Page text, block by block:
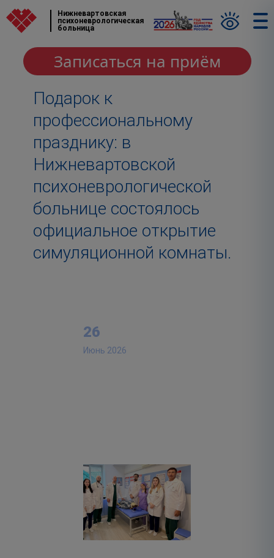
Нижневартовская
психоневрологическая
больница
Записаться на приём
Подарок к
профессиональному
празднику: в
Нижневартовской
психоневрологической
больнице состоялось
официальное открытие
симуляционной комнаты.
26
Июнь 2026